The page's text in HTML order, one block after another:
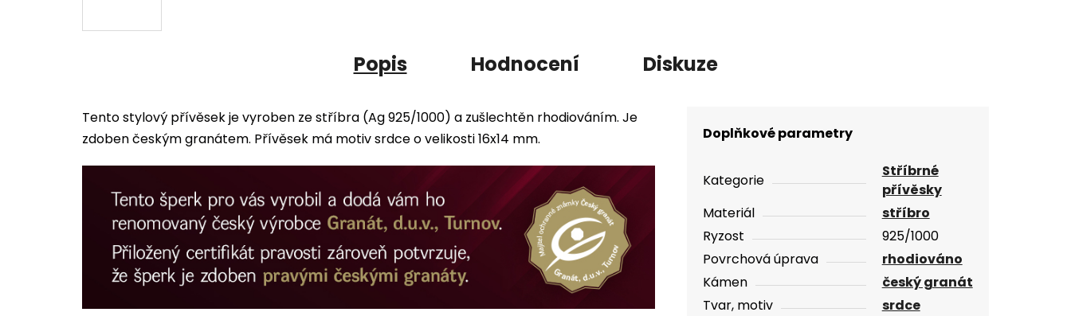
Popis Hodnocení Diskuze
Tento stylový přívěsek je vyroben ze stříbra (Ag 925/1000) a zušlechtěn rhodiováním. Je
zdoben českým granátem. Přívěsek má motiv srdce o velikosti 16x14 mm.
Doplňkové parametry
Kategorie
Stříbrné
přívěsky
Materiál
stříbro
Ryzost
925/1000
Povrchová úprava
rhodiováno
Kámen
český granát
Tvar, motiv
srdce